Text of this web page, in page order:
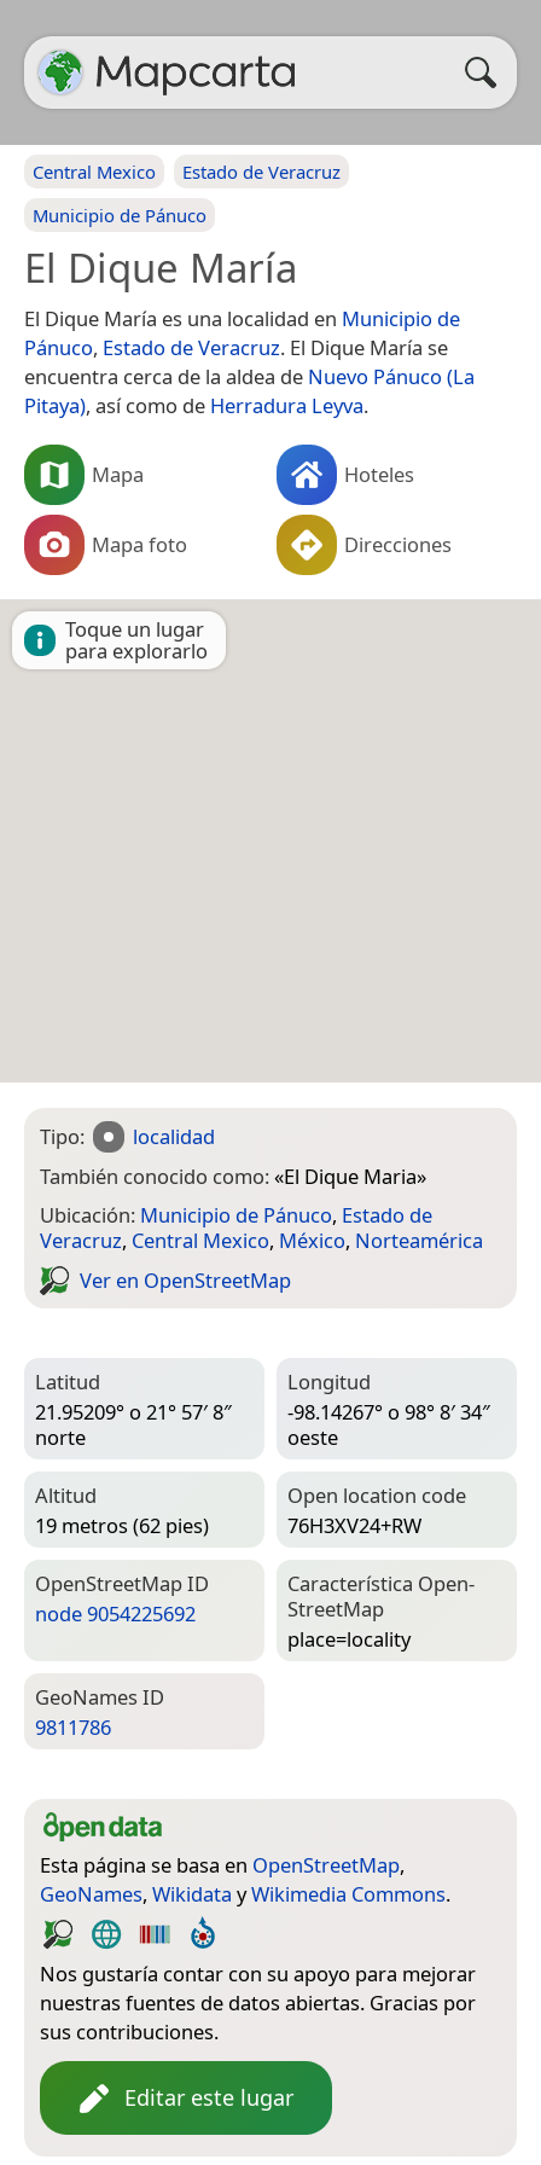
Central Mexico
Estado de Veracruz
Municipio de Pánuco
El Dique María
El Dique María es una localidad en Municipio de
Pánuco, Estado de Veracruz. El Dique María se
encuentra cerca de la aldea de Nuevo Pánuco (La
Pitaya), así como de Herradura Leyva.
Mapa Hoteles
Mapa foto Direcciones
Toque un lugar
para explorarlo
Tipo:
localidad
También conocido como:«El Dique Maria»
Ubicación: Municipio de Pánuco, Estado de
Veracruz, Central Mexico, México, Norteamérica
Ver en Open­Street­Map
Latitud
21.95209° o 21° 57′ 8″
norte
Longitud
-98.14267° o 98° 8′ 34″
oeste
Altitud
19 metros (62 pies)
Open location code
76H3XV24+RW
Open­Street­Map ID
node 9054225692
Característica Open­
Street­Map
place=­locality
Geo­Names ID
9811786
Esta página se basa en OpenStreetMap,
GeoNames, Wikidata yWikimedia Commons.
Nos gustaría contar con su apoyo para mejorar
nuestras fuentes de datos abiertas. Gracias por
sus contribuciones.
Editar este lugar